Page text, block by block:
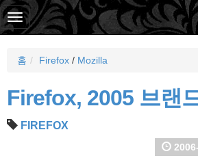
홈 Firefox / Mozilla
Firefox, 2005 브랜
FIREFOX